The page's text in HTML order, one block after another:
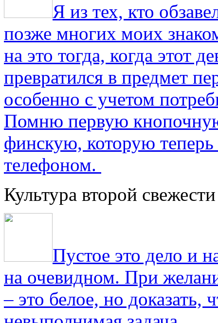
Я из тех, кто
позже многих моих
на это тогда, когда этот
превратился в предмет
особенно с учетом
Помню первую
финскую, которую
телефоном.
Культура второй свежести
Пустое это дело и
на очевидном. При
– это белое, но доказать,